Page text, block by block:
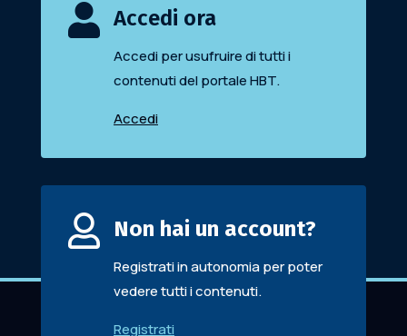
 Accedi ora
Accedi per usufruire di tutti i
contenuti del portale HBT.
Accedi
 Non hai un account?
Registrati in autonomia per poter
vedere tutti i contenuti.
Registrati